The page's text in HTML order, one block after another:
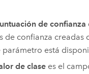
de confianza
de confianza
parámetro está
de clasees el